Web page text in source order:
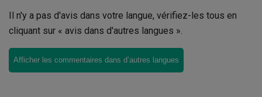
Il n'y a pas d'avis dans votre langue, vérifiez-les tous en
cliquant sur « avis dans d'autres langues ».
Afficher les commentaires dans d’autres langues